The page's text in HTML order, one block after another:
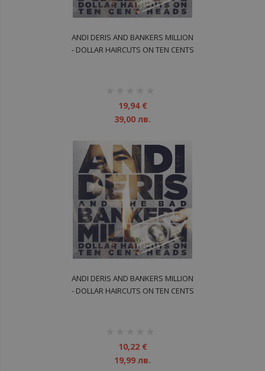
ANDI DERIS AND BANKERS MILLION
- DOLLAR HAIRCUTS ON TEN CENTS
19,94 €
39,00 лв.
ANDI DERIS AND BANKERS MILLION
- DOLLAR HAIRCUTS ON TEN CENTS
10,22 €
19,99 лв.